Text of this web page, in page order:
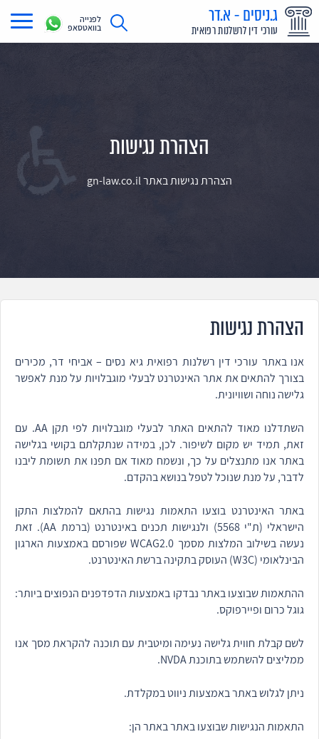
ג.ניסים - א.דר
עורכי דין לרשלנות רפואית
לפנייה
בוואטסאפ
הצהרת נגישות
הצהרת נגישות באתר gn-law.co.il
הצהרת נגישות
אנו באתר עורכי דין רשלנות רפואית גיא נסים – אביחי דר, מכירים
בצורך להתאים את אתר האינטרנט לבעלי מוגבלויות על מנת לאפשר
גלישה נוחה ושוויונית.
השתדלנו מאוד להתאים האתר לבעלי מוגבלויות לפי תקן AA. עם
זאת, תמיד יש מקום לשיפור. לכן, במידה שנתקלתם בקושי בגלישה
באתר אנו מתנצלים על כך, ונשמח מאוד אם תפנו את תשומת ליבנו
לדבר, על מנת שנוכל לטפל בנושא בהקדם.
באתר האינטרנט בוצעו התאמות נגישות בהתאם להמלצות התקן
הישראלי (ת"י 5568) ולנגישות תכנים באינטרנט (ברמת AA). זאת
נעשה בשילוב המלצות מסמך WCAG2.0 שפורסם באמצעות הארגון
הבינלאומי (W3C) העוסק בתקינה ברשת האינטרנט.
ההתאמות שבוצעו באתר נבדקו באמצעות הדפדפנים הנפוצים ביותר:
גוגל כרום ופיירפוקס.
לשם קבלת חווית גלישה נעימה ומיטבית עם תוכנה להקראת מסך אנו
ממליצים להשתמש בתוכנת NVDA.
ניתן לגלוש באתר באמצעות ניווט במקלדת.
התאמות הנגישות שבוצעו באתר באתר הן: